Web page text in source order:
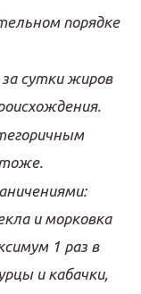
порядке
сутки жиров
и морковка
1 раз в
и кабачки,